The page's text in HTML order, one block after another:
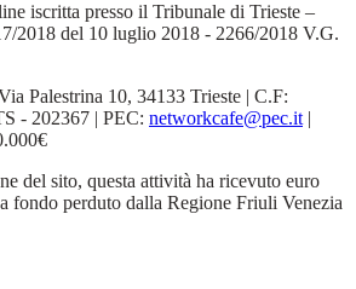
iscritta presso il Tribunale di Trieste –
2018 del 10 luglio 2018 - 2266/2018 V.G.
Palestrina 10, 34133 Trieste | C.F:
- 202367 | PEC: networkcafe@pec.it |
del sito, questa attività ha ricevuto euro
fondo perduto dalla Regione Friuli Venezia